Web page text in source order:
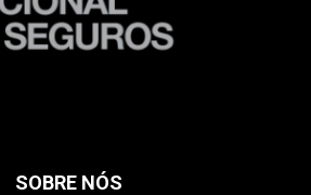
SOBRE NÓS